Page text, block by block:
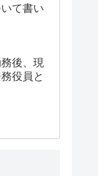
て書い
後、現
役員と